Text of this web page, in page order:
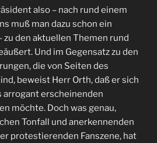
also – nach rund einem
muß man dazu schon ein
zu den aktuellen Themen rund
Und im Gegensatz zu den
die von Seiten des
beweist Herr Orth, daß er sich
erscheinenden
möchte. Doch was genau,
Tonfall und anerkennenden
protestierenden Fanszene, hat